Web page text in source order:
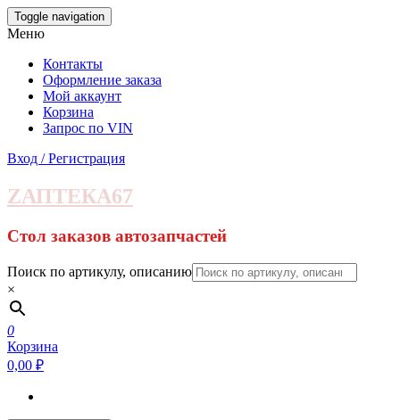
Skip
to
content
Toggle navigation
Меню
Контакты
Оформление заказа
Мой аккаунт
Корзина
Запрос по VIN
Вход / Регистрация
ZАПТЕКА67
Стол заказов автозапчастей
Поиск по артикулу, описанию
×
0
Корзина
0,00 ₽